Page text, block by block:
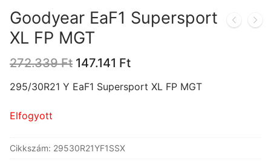
Goodyear EaF1 Supersport
XL FP MGT
272.339Ft Original
was:
147.141 FtCurrent
is:
295/30R21 Y EaF1 Supersport XL FP MGT
Elfogyott
Cikkszám: 29530R21YF1SSX